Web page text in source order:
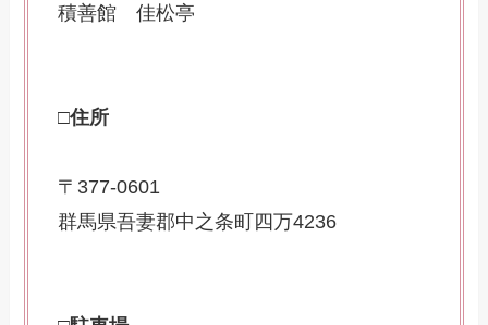
積善館 佳松亭
□住所
〒377-0601
群馬県吾妻郡中之条町四万4236